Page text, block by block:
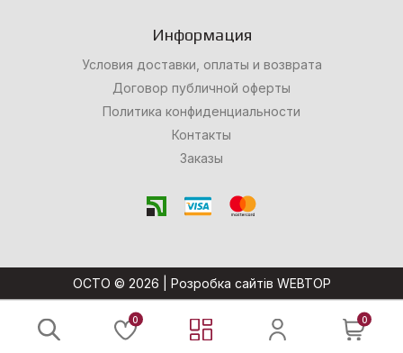
Информация
Условия доставки, оплаты и возврата
Договор публичной оферты
Политика конфиденциальности
Контакты
Заказы
OCTO © 2026 | Розробка сайтів WEBTOP
0 0